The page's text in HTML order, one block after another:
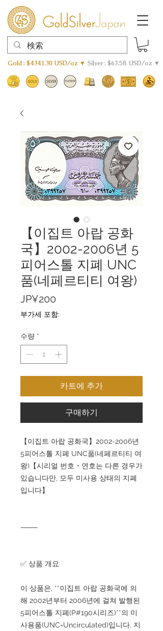
Gold : $4341.30 USD/oz ▼ Silver : $63.58 USD/oz ▼
【이집트 아랍 공화
국】2002-2006년 5
피어스톨 지폐 UNC
품(네페르티티 여왕)
JP¥200
격
부가세 포함:
수량 *
카트에 추가
구매하기
【이집트 아랍 공화국】2002-2006년
5피어스톨 지폐 UNC품(네페르티티 여
왕)【시리얼 번호・연호는 다른 경우가
있습니다만, 모두 미사용 상태의 지폐
입니다】
⸻
✅ 상품 개요
이 상품은, **이집트 아랍 공화국에 의
해 2002년부터 2006년에 걸쳐 발행된
5피어스톨 지폐(P#190시리즈)**의 미
사용품(UNC=Uncirculated)입니다. 지